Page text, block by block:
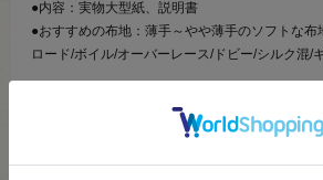
●内容：実物大型紙、説明書
●おすすめの布地：薄手～やや薄手のソフトな布
ロード/ボイル/オーバーレース/ドビー/シルク混/
パターンの使い方、縫い方などの詳しい説明書